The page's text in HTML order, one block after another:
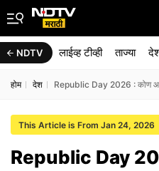
NDTV लाईव्ह टीव्ही ताज्या
होम देश Republic Day 2026 : कोण आहेत
This Article is From Jan 24, 2026
Republic Day